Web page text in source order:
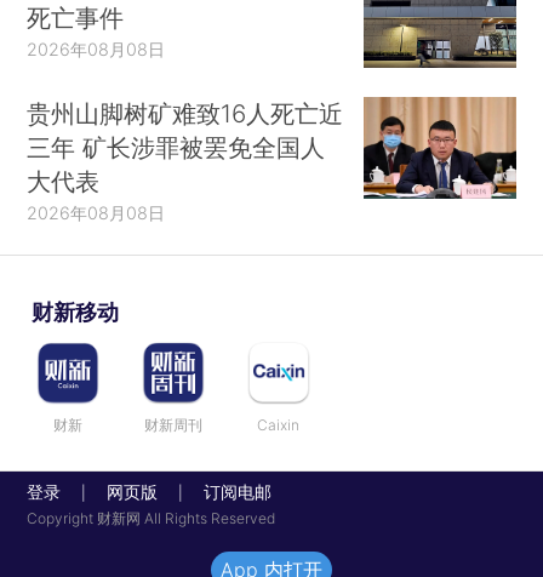
死亡事件
2026年08月08日
贵州山脚树矿难致16人死亡近
三年 矿长涉罪被罢免全国人
大代表
2026年08月08日
财新移动
财新 财新周刊 Caixin
登录 网页版 订阅电邮
Copyright 财新网 All Rights Reserved
App 内打开